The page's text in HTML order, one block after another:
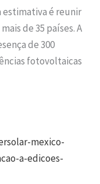
estimativa é reunir
de 35 países. A
de 300
fotovoltaicas
mexico-
a-edicoes-